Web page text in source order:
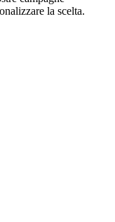
la scelta.